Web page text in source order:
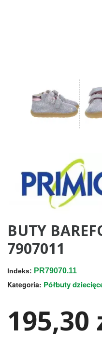
BUTY
7907011
Indeks: PR79070.11
Kategoria: Półbuty
195,30